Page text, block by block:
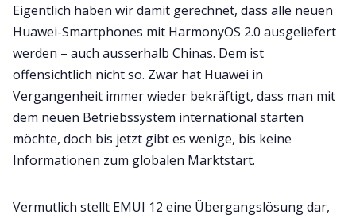
Eigentlich haben wir damit gerechnet, dass alle neuen
Huawei-Smartphones mit HarmonyOS 2.0 ausgeliefert
werden – auch ausserhalb Chinas. Dem ist
offensichtlich nicht so. Zwar hat Huawei in
Vergangenheit immer wieder bekräftigt, dass man mit
dem neuen Betriebssystem international starten
möchte, doch bis jetzt gibt es wenige, bis keine
Informationen zum globalen Marktstart.
Vermutlich stellt EMUI 12 eine Übergangslösung dar,